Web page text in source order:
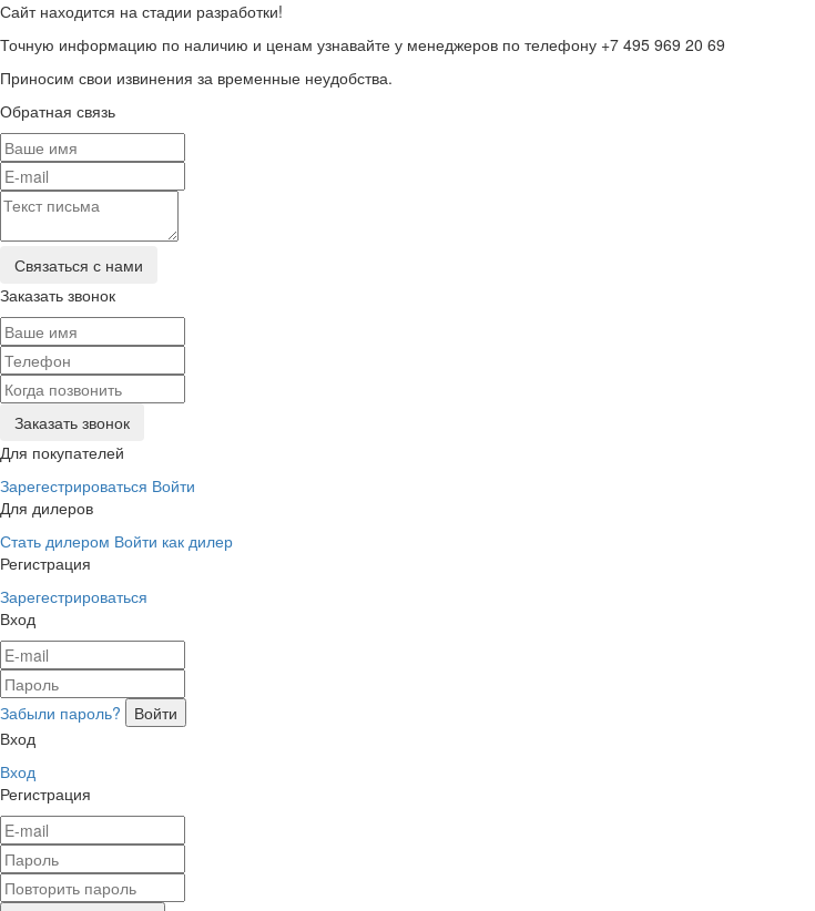
Сайт находится на стадии разработки!
Точную информацию по наличию и ценам узнавайте у менеджеров по телефону +7 495 969 20 69
Приносим свои извинения за временные неудобства.
Обратная связь
Заказать звонок
Для покупателей
Зарегестрироваться Войти
Для дилеров
Стать дилером Войти как дилер
Регистрация
Зарегестрироваться
Вход
Забыли пароль?
Вход
Вход
Регистрация